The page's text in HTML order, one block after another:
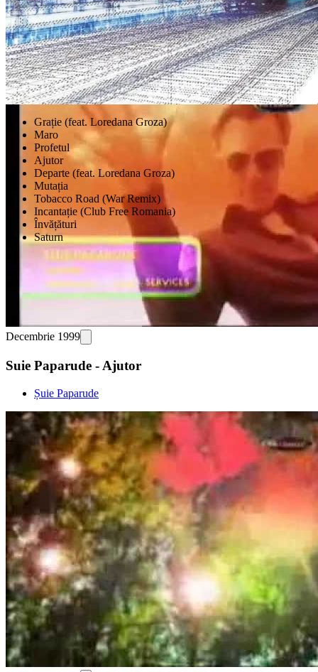
Grație (feat. Loredana Groza)
Maro
Profetul
Ajutor
Departe (feat. Loredana Groza)
Mutația
Tobacco Road (War Remix)
Incantație (Club Free Romania)
Învățături
Saturn
Șuie Paparude
Videoclipuri
Decembrie 1999
Suie Paparude - Ajutor
Șuie Paparude